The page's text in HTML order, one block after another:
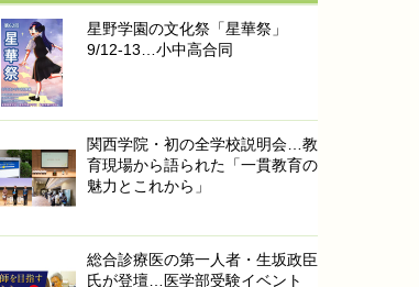
星野学園の文化祭「星華祭」
9/12-13…小中高合同
関西学院・初の全学校説明会…教
育現場から語られた「一貫教育の
魅力とこれから」
総合診療医の第一人者・生坂政臣
氏が登壇…医学部受験イベント